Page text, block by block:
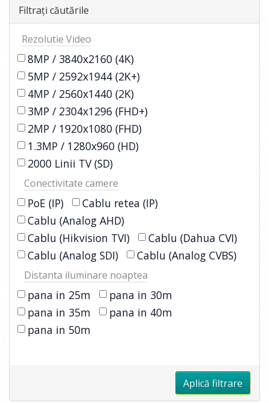
Filtrați căutările
Rezolutie Video
8MP / 3840x2160 (4K)
5MP / 2592x1944 (2K+)
4MP / 2560x1440 (2K)
3MP / 2304x1296 (FHD+)
2MP / 1920x1080 (FHD)
1.3MP / 1280x960 (HD)
2000 Linii TV (SD)
Conectivitate camere
PoE (IP)
Cablu retea (IP)
Cablu (Analog AHD)
Cablu (Hikvision TVI)
Cablu (Dahua CVI)
Cablu (Analog SDI)
Cablu (Analog CVBS)
Distanta iluminare noaptea
pana in 25m
pana in 30m
pana in 35m
pana in 40m
pana in 50m
Aplică filtrare